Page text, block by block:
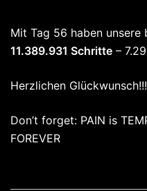
Mit Tag 56 haben unsere
11.389.931 Schritte –
Herzlichen Glückwunsch!!!
Don’t forget: PAIN is
FOREVER